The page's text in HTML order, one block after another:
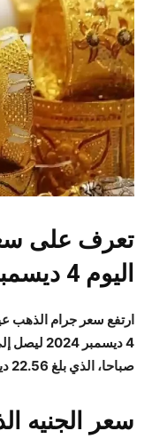
اليوم 4 ديسمبر 2024 في الأردن
4 ديسمبر 2024 ليصل إلى
صباحا، الذي بلغ 22.56 دينارا للبيع، و22.58 دينارا للشراء.